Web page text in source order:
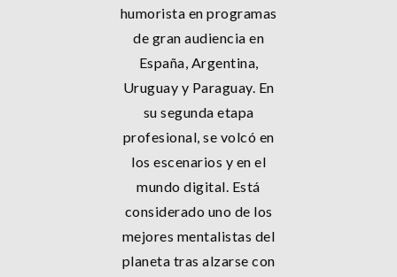
humorista en programas
de gran audiencia en
España, Argentina,
Uruguay y Paraguay. En
su segunda etapa
profesional, se volcó en
los escenarios y en el
mundo digital. Está
considerado uno de los
mejores mentalistas del
planeta tras alzarse con